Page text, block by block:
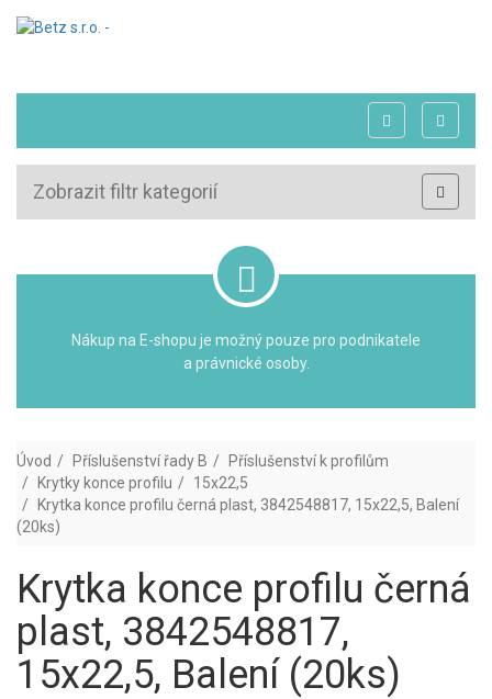
Zobrazit filtr kategorií
Nákup na E-shopu je možný pouze pro podnikatele
a právnické osoby.
Úvod Příslušenství řady B
Příslušenství k profilům
Krytky konce profilu
15x22,5
Krytka konce profilu černá plast, 3842548817, 15x22,5, Balení
(20ks)
Krytka konce profilu černá
plast, 3842548817,
15x22,5, Balení (20ks)